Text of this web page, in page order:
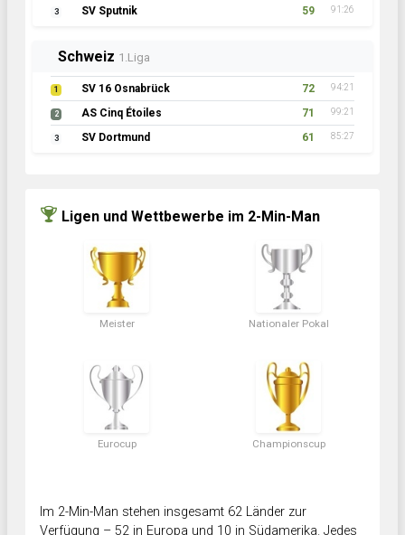
3 SV Sputnik 59 91:26
Schweiz 1.Liga
1 SV 16 Osnabrück 72 94:21
2 AS Cinq Étoiles 71 99:21
3 SV Dortmund 61 85:27
Ligen und Wettbewerbe im 2-Min-Man
Meister Nationaler Pokal
Eurocup Championscup
Im 2-Min-Man stehen insgesamt 62 Länder zur
Verfügung – 52 in Europa und 10 in Südamerika. Jedes